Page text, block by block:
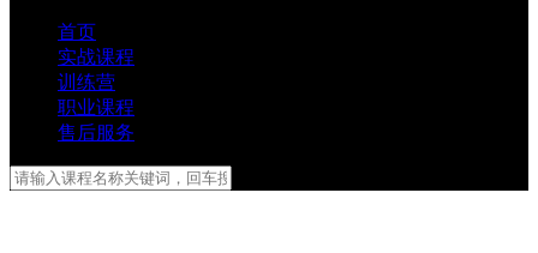
首页
实战课程
训练营
职业课程
售后服务